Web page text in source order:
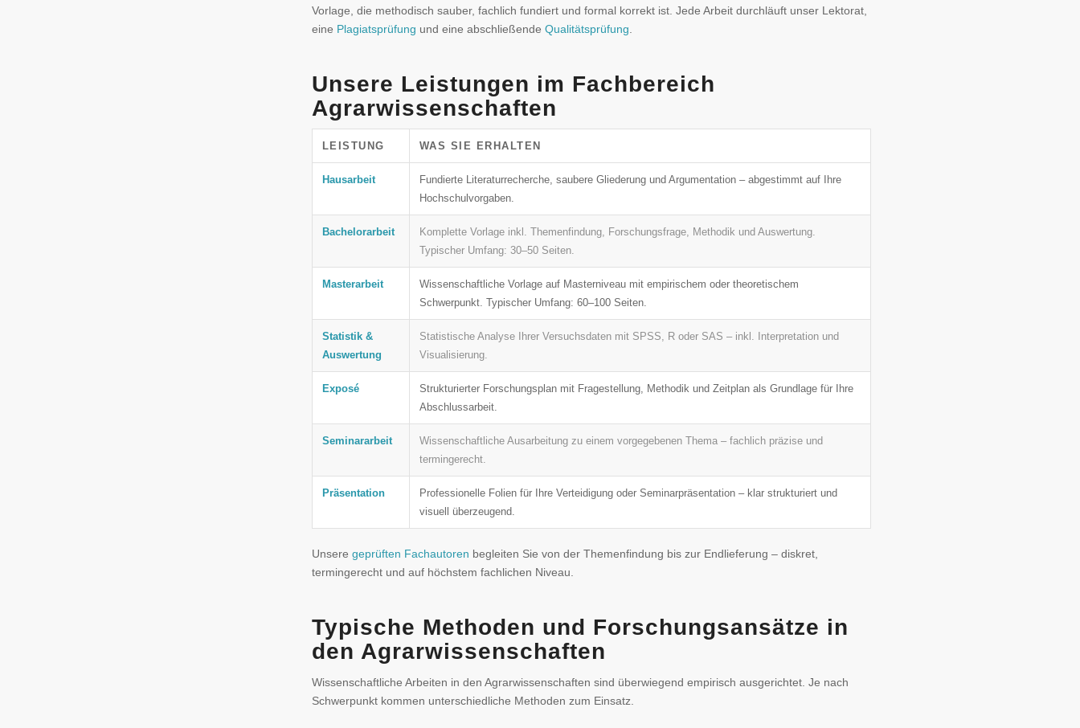
Vorlage, die methodisch sauber, fachlich fundiert und formal korrekt ist. Jede Arbeit durchläuft unser Lektorat,
eine Plagiatsprüfung und eine abschließende Qualitätsprüfung
Unsere Leistungen im Fachbereich
Agrarwissenschaften
LEISTUNG WAS SIE ERHALTEN
Hausarbeit
Fundierte Literaturrecherche, saubere Gliederung und Argumentation – abgestimmt auf Ihre
Hochschulvorgaben.
Bachelorarbeit
Komplette Vorlage inkl. Themenfindung, Forschungsfrage, Methodik und Auswertung.
Typischer Umfang: 30–50 Seiten.
Masterarbeit
Wissenschaftliche Vorlage auf Masterniveau mit empirischem oder theoretischem
Schwerpunkt. Typischer Umfang: 60–100 Seiten.
Statistik &
Auswertung
Statistische Analyse Ihrer Versuchsdaten mit SPSS, R oder SAS – inkl. Interpretation und
Visualisierung.
Exposé
Strukturierter Forschungsplan mit Fragestellung, Methodik und Zeitplan als Grundlage für Ihre
Abschlussarbeit.
Seminararbeit
Wissenschaftliche Ausarbeitung zu einem vorgegebenen Thema – fachlich präzise und
termingerecht.
Präsentation
Professionelle Folien für Ihre Verteidigung oder Seminarpräsentation – klar strukturiert und
visuell überzeugend.
Unsere geprüften Fachautoren begleiten Sie von der Themenfindung bis zur Endlieferung – diskret,
termingerecht und auf höchstem fachlichen Niveau.
Typische Methoden und Forschungsansätze in
den Agrarwissenschaften
Wissenschaftliche Arbeiten in den Agrarwissenschaften sind überwiegend empirisch ausgerichtet. Je nach
Schwerpunkt kommen unterschiedliche Methoden zum Einsatz.